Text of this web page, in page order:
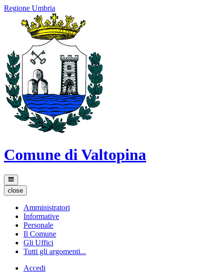
Regione Umbria
Comune di Valtopina
close
Amministratori
Informative
Personale
Il Comune
Gli Uffici
Tutti gli argomenti...
Accedi